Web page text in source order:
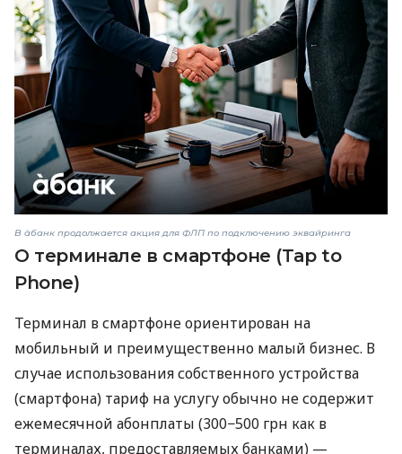
В àбанк продолжается акция для ФЛП по подключению эквайринга
О терминале в смартфоне (Tap to
Phone)
Терминал в смартфоне ориентирован на
мобильный и преимущественно малый бизнес. В
случае использования собственного устройства
(смартфона) тариф на услугу обычно не содержит
ежемесячной абонплаты (300−500 грн как в
терминалах, предоставляемых банками) —